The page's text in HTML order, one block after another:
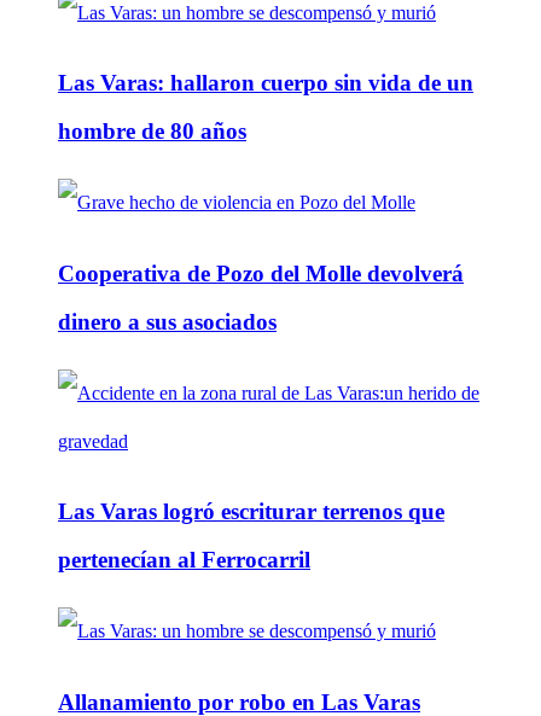
Las Varas: hallaron cuerpo sin vida de un
hombre de 80 años
Cooperativa de Pozo del Molle devolverá
dinero a sus asociados
Las Varas logró escriturar terrenos que
pertenecían al Ferrocarril
Allanamiento por robo en Las Varas